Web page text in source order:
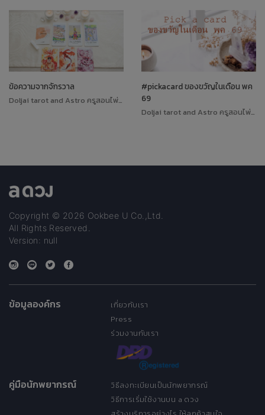
ข้อความจากจักรวาล
Doljai tarot and Astro ครูสอนไพ่ทาโรต์
#pickacard ของขวัญในเดือน พค
69
Doljai tarot and Astro ครูสอนไพ่ทาโรต์
Copyright © 2026 Ookbee U Co.,Ltd.
All Rights Reserved.
Version: null
ข้อมูลองค์กร
เกี่ยวกับเรา
Press
ร่วมงานกับเรา
คู่มือนักพยากรณ์
วิธีลงทะเบียนเป็นนักพยากรณ์
วิธีการเริ่มใช้งานบน a ดวง